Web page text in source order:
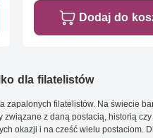
Dodaj do
dla filatelistów
zapalonych filatelistów. Na świecie
z daną postacią, historią
okazji i na cześć wielu postaciom.